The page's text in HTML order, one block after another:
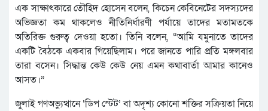
এক সাক্ষাৎকারে তৌহিদ হোসেন বলেন, কিচেন কেবিনেটের সদস্যদের
অভিজ্ঞতা কম থাকলেও নীতিনির্ধারণী পর্যায়ে তাদের মতামতকে
অতিরিক্ত গুরুত্ব দেওয়া হতো। তিনি বলেন, “আমি যমুনাতে তাদের
একটি বৈঠকে একবার গিয়েছিলাম। পরে জানতে পারি প্রতি মঙ্গলবার
তারা বসেন। সিদ্ধান্ত কেউ কেউ নেয় এমন কথাবার্তা আমার কানেও
আসত।”
জুলাই গণঅভ্যুত্থানে ‘ডিপ স্টেট’ বা অদৃশ্য কোনো শক্তির সক্রিয়তা নিয়ে